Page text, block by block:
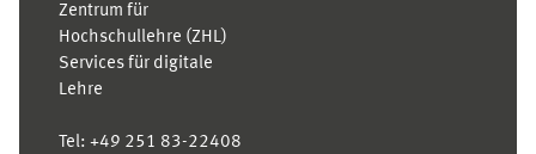
Zentrum für
Hochschullehre (ZHL)
Services für digitale
Lehre
Tel: +49 251 83-22408